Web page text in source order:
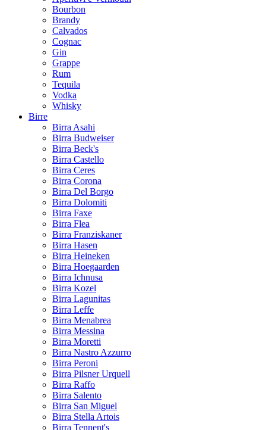
Bourbon
Brandy
Calvados
Cognac
Gin
Grappe
Rum
Tequila
Vodka
Whisky
Birre
Birra Asahi
Birra Budweiser
Birra Beck's
Birra Castello
Birra Ceres
Birra Corona
Birra Del Borgo
Birra Dolomiti
Birra Faxe
Birra Flea
Birra Franziskaner
Birra Hasen
Birra Heineken
Birra Hoegaarden
Birra Ichnusa
Birra Kozel
Birra Lagunitas
Birra Leffe
Birra Menabrea
Birra Messina
Birra Moretti
Birra Nastro Azzurro
Birra Peroni
Birra Pilsner Urquell
Birra Raffo
Birra Salento
Birra San Miguel
Birra Stella Artois
Birra Tennent's